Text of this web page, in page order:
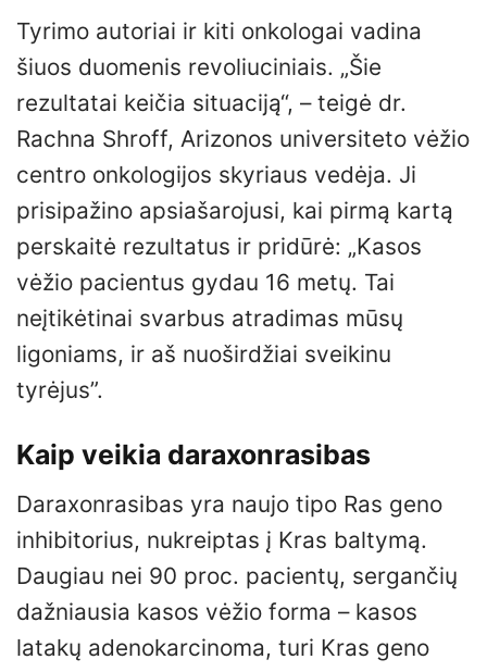
Tyrimo autoriai ir kiti onkologai vadina
šiuos duomenis revoliuciniais. „Šie
rezultatai keičia situaciją“, – teigė dr.
Rachna Shroff, Arizonos universiteto vėžio
centro onkologijos skyriaus vedėja. Ji
prisipažino apsiašarojusi, kai pirmą kartą
perskaitė rezultatus ir pridūrė: „Kasos
vėžio pacientus gydau 16 metų. Tai
neįtikėtinai svarbus atradimas mūsų
ligoniams, ir aš nuoširdžiai sveikinu
tyrėjus”.
Kaip veikia daraxonrasibas
Daraxonrasibas yra naujo tipo Ras geno
inhibitorius, nukreiptas į Kras baltymą.
Daugiau nei 90 proc. pacientų, sergančių
dažniausia kasos vėžio forma – kasos
latakų adenokarcinoma, turi Kras geno